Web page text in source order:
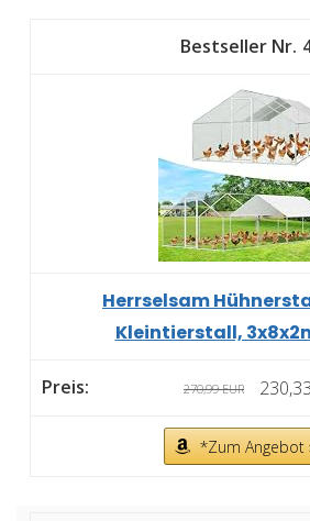
Herrselsam
Kleintierstall,
270,99 EUR
*Zum Angebot